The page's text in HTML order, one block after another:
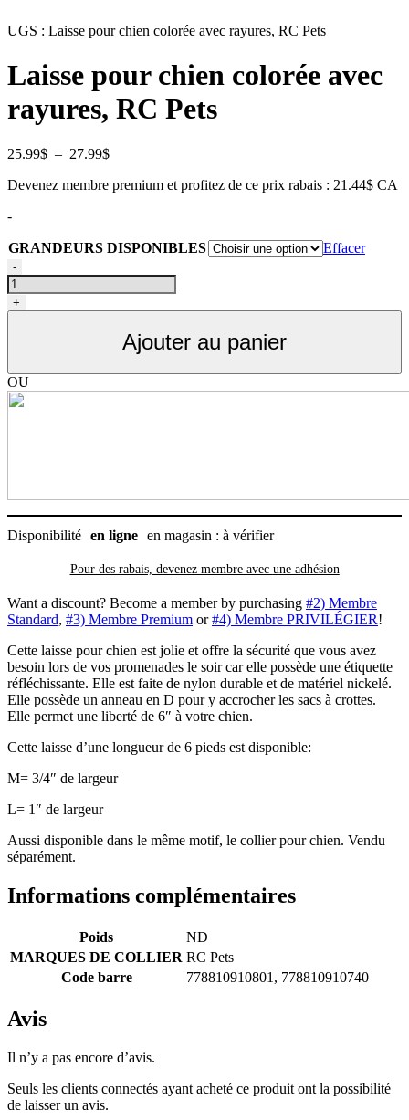
UGS : Laisse pour chien colorée avec rayures, RC Pets
Laisse pour chien colorée avec
rayures, RC Pets
25.99$ – 27.99$Plage
prix :
Devenez membre premium et profitez de ce prix rabais : 21.44$ CA
-
GRANDEURS DISPONIBLES
Effacer
quantité
de
Laisse
pour
rayures,
RC
-
+
Ajouter au panier
OU
Disponibilité en ligne en magasin : à vérifier
Pour des rabais, devenez membre avec une adhésion
Want a discount? Become a member by purchasing #2) Membre
Standard, #3) Membre Premium or#4) Membre PRIVILÉGIER!
Cette laisse pour chien est jolie et offre la sécurité que vous avez
besoin lors de vos promenades le soir car elle possède une étiquette
réfléchissante. Elle est faite de nylon durable et de matériel nickelé.
Elle possède un anneau en D pour y accrocher les sacs à crottes.
Elle permet une liberté de 6″ à votre chien.
Cette laisse d’une longueur de 6 pieds est disponible:
M= 3/4″ de largeur
L= 1″ de largeur
Aussi disponible dans le même motif, le collier pour chien. Vendu
séparément.
Informations complémentaires
Poids
ND
MARQUES DE COLLIER RC Pets
Code barre
778810910801, 778810910740
Avis
Il n’y a pas encore d’avis.
Seuls les clients connectés ayant acheté ce produit ont la possibilité
de laisser un avis.